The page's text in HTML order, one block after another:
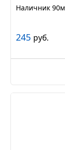
Наличник
245 руб.